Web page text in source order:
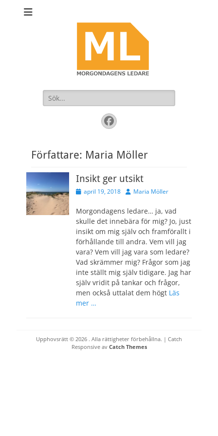
Sök
efter:
Facebook
Författare: Maria Möller
Insikt ger utsikt
Publicerad
april 19, 2018 Författare
Maria Möller
Morgondagens ledare… ja, vad
skulle det innebära för mig? Jo, just
insikt om mig själv och framförallt i
förhållande till andra. Vem vill jag
vara? Vem vill jag vara som ledare?
Vad skrämmer mig? Frågor som jag
inte ställt mig själv tidigare. Jag har
själv vridit på tankar och frågor,
men också uttalat dem högt Läs
mer …
Upphovsrätt © 2026 . Alla rättigheter förbehållna. | Catch
Responsive av Catch Themes